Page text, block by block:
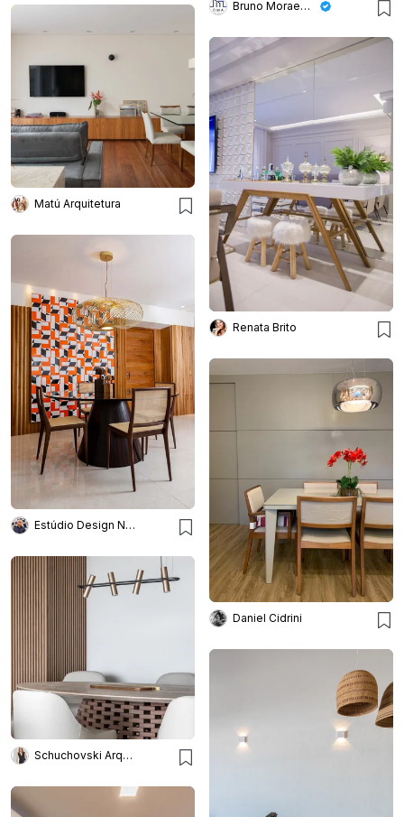
Bruno Moraes Arquitetura
Matú Arquitetura
Renata Brito
Estúdio Design Noel Marinho
Daniel Cidrini
Schuchovski Arquitetura